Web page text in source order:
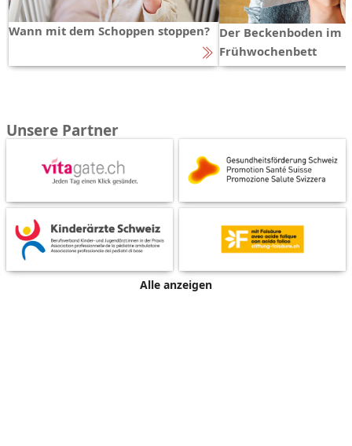
Wann mit dem Schoppen stoppen?
Der Beckenboden im
Frühwochenbett
Unsere Partner
Alle anzeigen